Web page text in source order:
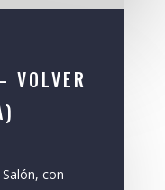
VOLVER
con